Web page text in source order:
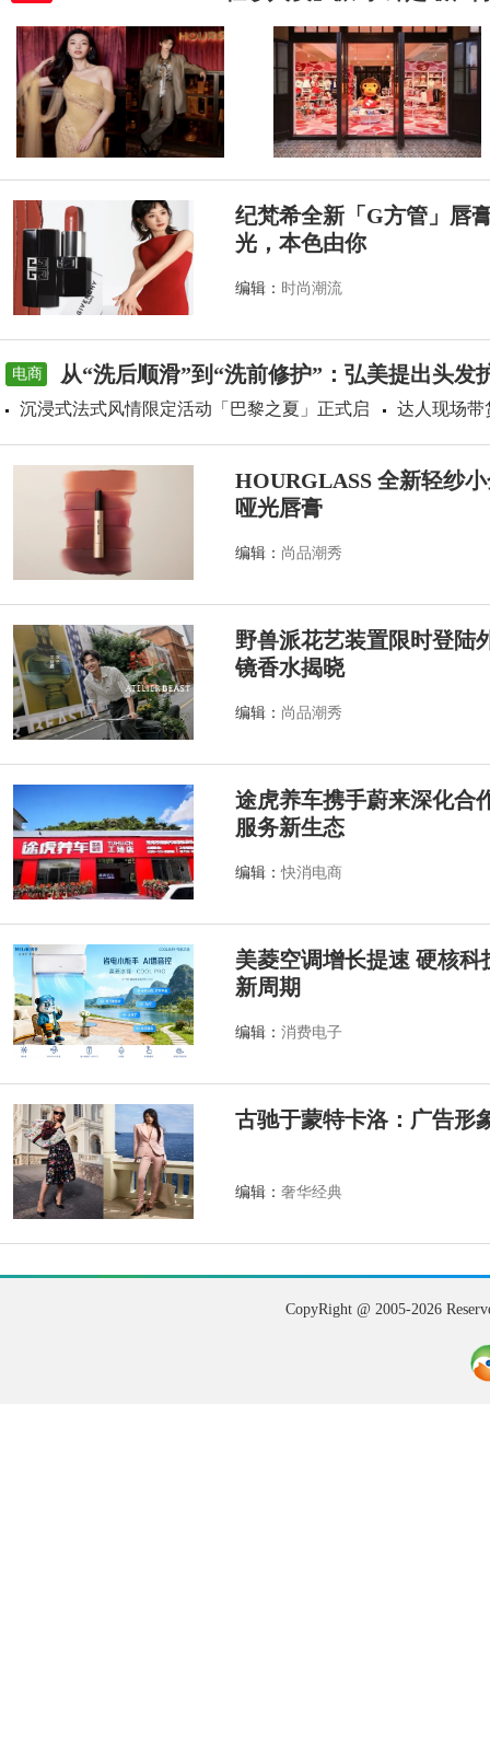
纪梵希全新「G方管」唇
光，本色由你
编辑： 时尚潮流
电商 从“洗后顺滑”到“洗前修护”：弘美提出头发
沉浸式法式风情限定活动「巴黎之夏」正式启 达人现场带
HOURGLASS 全新轻纱
哑光唇膏
编辑： 尚品潮秀
野兽派花艺装置限时登
镜香水揭晓
编辑： 尚品潮秀
途虎养车携手蔚来深化合
服务新生态
编辑：快消电商
美菱空调增长提速 硬核
新周期
编辑： 消费电子
古驰于蒙特卡洛：广告形
编辑： 奢华经典
CopyRight @ 2005-2026